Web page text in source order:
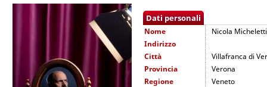
Dati personali
Nome
Nicola Micheletti
Indirizzo
Città
Villafranca di
Provincia
Verona
Regione
Veneto